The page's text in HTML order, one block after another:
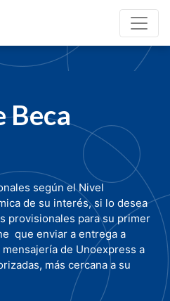
Beca
según el Nivel
de su interés, si lo desea
provisionales para su primer
que enviar a entrega a
de Unoexpress a
más cercana a su